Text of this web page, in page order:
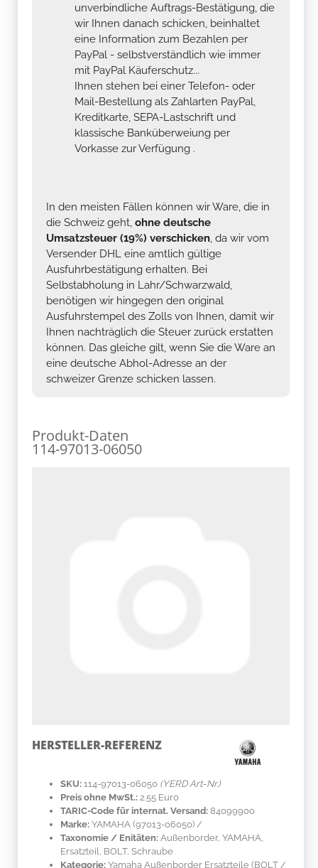
unverbindliche Auftrags-Bestätigung, die
wir Ihnen danach schicken, beinhaltet
eine Information zum Bezahlen per
PayPal - selbstverständlich wie immer
mit PayPal Käuferschutz...
Ihnen stehen bei einer Telefon- oder
Mail-Bestellung als Zahlarten PayPal,
Kreditkarte, SEPA-Lastschrift und
klassische Banküberweiung per
Vorkasse zur Verfügung .
In den meisten Fällen können wir Ware, die in
die Schweiz geht, ohne deutsche
Umsatzsteuer (19%) verschicken, da wir vom
Versender DHL eine amtlich gültige
Ausfuhrbestätigung erhalten. Bei
Selbstabholung in Lahr/Schwarzwald,
benötigen wir hingegen den original
Ausfuhrstempel des Zolls von Ihnen, damit wir
Ihnen nachträglich die Steuer zurück erstatten
können. Das gleiche gilt, wenn Sie die Ware an
eine deutsche Abhol-Adresse an der
schweizer Grenze schicken lassen.
Produkt-Daten
114-97013-06050
HERSTELLER-REFERENZ
SKU: 114-97013-06050 (YERD Art-Nr.)
Preis ohne MwSt.: 2.55 Euro
TARIC-Code für internat. Versand: 84099900
Marke: YAMAHA (97013-06050) /
Taxonomie / Enitäten: Außenborder, YAMAHA,
Ersatzteil, BOLT, Schraube
Kategorie: Yamaha Außenborder Ersatzteile (BOLT /